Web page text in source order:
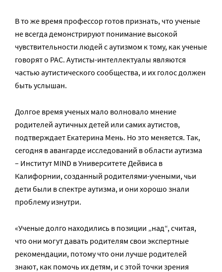
В то же время профессор готов признать, что ученые
не всегда демонстрируют понимание высокой
чувствительности людей с аутизмом к тому, как ученые
говорят о РАС. Аутисты-интеллектуалы являются
частью аутистического сообщества, и их голос должен
быть услышан.
Долгое время ученых мало волновало мнение
родителей аутичных детей или самих аутистов,
подтверждает Екатерина Мень. Но это меняется. Так,
сегодня в авангарде исследований в области аутизма
– Институт MIND в Университете Дейвиса в
Калифорнии, созданный родителями-учеными, чьи
дети были в спектре аутизма, и они хорошо знали
проблему изнутри.
«Ученые долго находились в позиции „над“, считая,
что они могут давать родителям свои экспертные
рекомендации, потому что они лучше родителей
знают, как помочь их детям, и с этой точки зрения